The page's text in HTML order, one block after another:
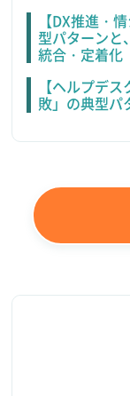
【DX推進・
型パターンと
統合・定着化
【ヘルプデ
敗」の典型パ